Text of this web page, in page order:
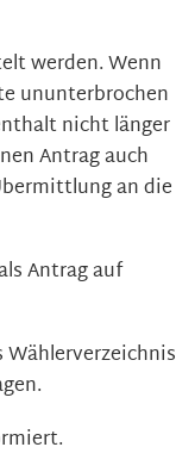
werden. Wenn
ununterbrochen
nicht länger
Antrag auch
an die
Antrag auf
Wählerverzeichnis